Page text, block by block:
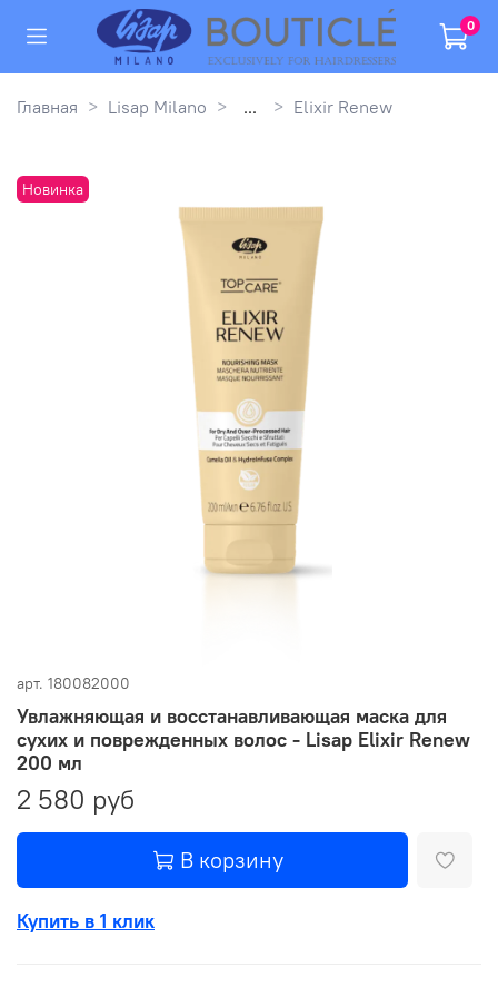
0
Главная Lisap Milano ... Elixir Renew
Новинка
арт. 180082000
Увлажняющая и восстанавливающая маска для
сухих и поврежденных волос - Lisap Elixir Renew
200 мл
2 580 руб
В корзину
Купить в 1 клик